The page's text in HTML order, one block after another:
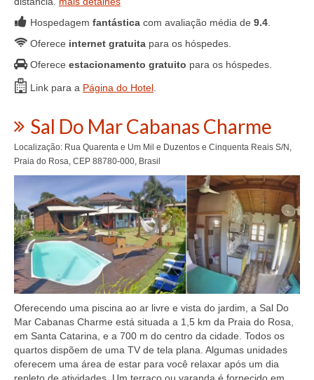
Hospedagem fantástica com avaliação média de 9.4.
Oferece internet gratuita para os hóspedes.
Oferece estacionamento gratuito para os hóspedes.
Link para a Página do Hotel.
Sal Do Mar Cabanas Charme
Localização: Rua Quarenta e Um Mil e Duzentos e Cinquenta Reais S/N,
Praia do Rosa, CEP 88780-000, Brasil
Oferecendo uma piscina ao ar livre e vista do jardim, a Sal Do
Mar Cabanas Charme está situada a 1,5 km da Praia do Rosa,
em Santa Catarina, e a 700 m do centro da cidade. Todos os
quartos dispõem de uma TV de tela plana. Algumas unidades
oferecem uma área de estar para você relaxar após um dia
repleto de atividades. Um terraço ou varanda é fornecido em